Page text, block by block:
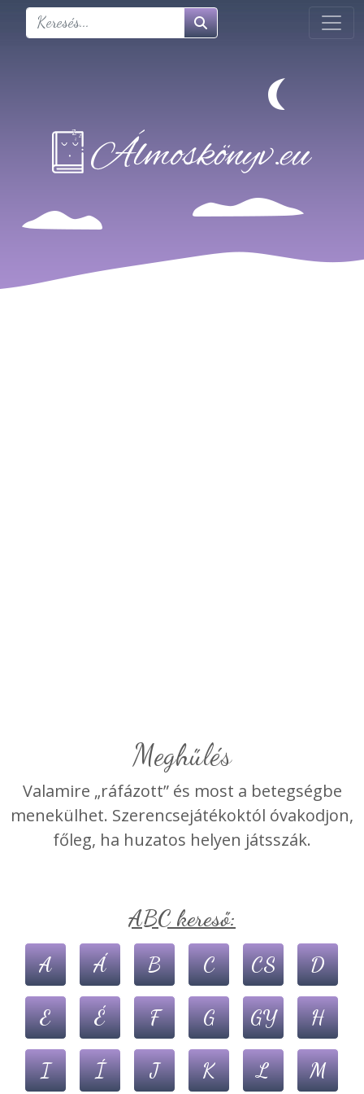
Meghűlés
Valamire „ráfázott” és most a betegségbe
menekülhet. Szerencsejátékoktól óvakodjon,
főleg, ha huzatos helyen játsszák.
ABC kereső:
A Á B C CS D
E É F G GY H
I Í J K L M